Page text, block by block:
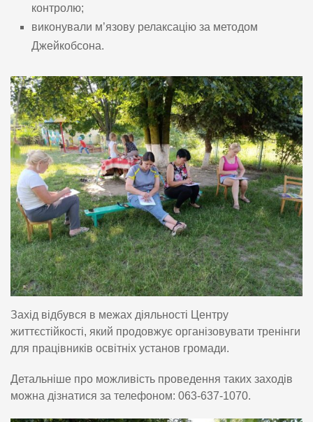
контролю;
виконували м’язову релаксацію за методом
Джейкобсона.
Захід відбувся в межах діяльності Центру
життєстійкості, який продовжує організовувати тренінги
для працівників освітніх установ громади.
Детальніше про можливість проведення таких заходів
можна дізнатися за телефоном: 063-637-1070.